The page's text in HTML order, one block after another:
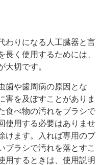
わりになる人工臓器と言
長く使用するためには、
大切です。
歯や歯周病の原因とな
害を及ぼすことがありま
食べ物の汚れをブラシで
使用する必要はありませ
けます。入れば専用のブ
ブラシで汚れを落とすこ
用するときは、使用説明